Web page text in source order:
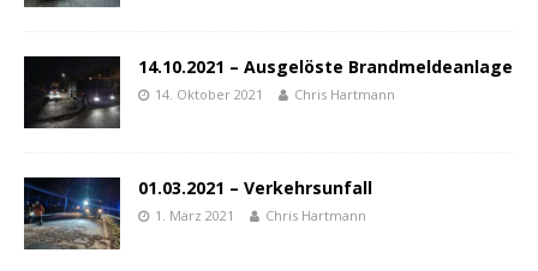
14.10.2021 – Ausgelöste Brandmeldeanlage
14. Oktober 2021 Chris Hartmann
01.03.2021 – Verkehrsunfall
1. März 2021 Chris Hartmann